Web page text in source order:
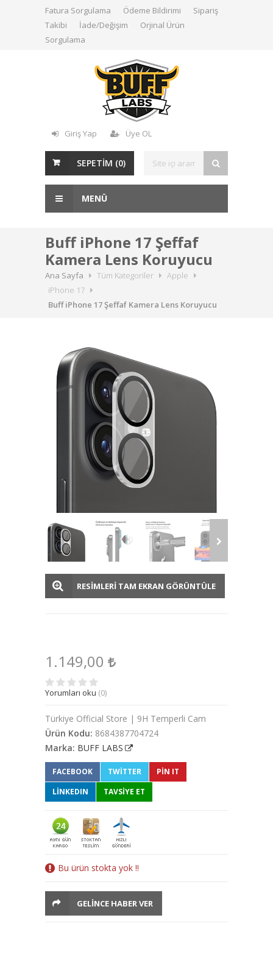
Fatura Sorgulama Ödeme Bildirimi
Sipariş
Takibi
İade/Değişim
Orjinal Ürün
Sorgulama
Giriş Yap Üye OL
SEPETİM (0)
MENÜ
Buff iPhone 17 Şeffaf
Kamera Lens Koruyucu
Ana Sayfa Tüm Kategoriler
Apple
iPhone 17
Buff iPhone 17 Şeffaf Kamera Lens Koruyucu
RESİMLERİ TAM EKRAN GÖRÜNTÜLE
1.149,00
Yorumları oku (0)
Türkiye Official Store | 9H Temperli Cam
Ürün Kodu: 8684387704724
Marka: BUFF LABS
FACEBOOK TWITTER
PIN IT
LINKEDIN
TAVSİYE ET
Bu ürün stokta yok !!
GELINCE HABER VER